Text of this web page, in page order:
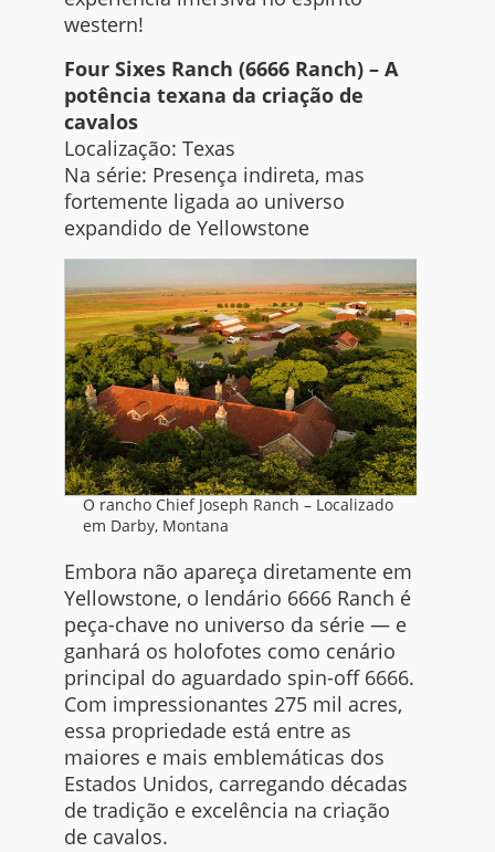
western!
Four Sixes Ranch (6666 Ranch) – A
potência texana da criação de
cavalos
Localização: Texas
Na série: Presença indireta, mas
fortemente ligada ao universo
expandido de Yellowstone
O rancho Chief Joseph Ranch – Localizado
em Darby, Montana
Embora não apareça diretamente em
Yellowstone, o lendário 6666 Ranch é
peça-chave no universo da série — e
ganhará os holofotes como cenário
principal do aguardado spin-off 6666.
Com impressionantes 275 mil acres,
essa propriedade está entre as
maiores e mais emblemáticas dos
Estados Unidos, carregando décadas
de tradição e excelência na criação
de cavalos.